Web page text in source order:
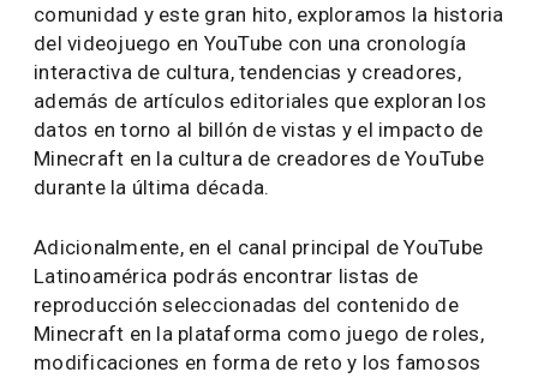
comunidad y este gran hito, exploramos la historia
del videojuego en YouTube con una cronología
interactiva de cultura, tendencias y creadores,
además de artículos editoriales que exploran los
datos en torno al billón de vistas y el impacto de
Minecraft en la cultura de creadores de YouTube
durante la última década.
Adicionalmente, en el canal principal de YouTube
Latinoamérica podrás encontrar listas de
reproducción seleccionadas del contenido de
Minecraft en la plataforma como juego de roles,
modificaciones en forma de reto y los famosos